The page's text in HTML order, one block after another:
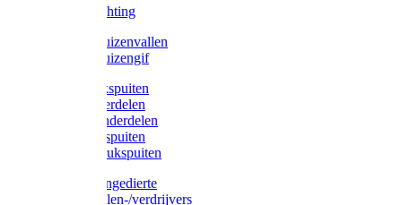
LED verlichting
Ratten / Muizenvallen
Ratten / Muizengif
Gloria drukspuiten
Gloria onderdelen
Gardena onderdelen
Dario drukspuiten
Gardena drukspuiten
Diversen ongedierte
Insectenvallen-/verdrijvers